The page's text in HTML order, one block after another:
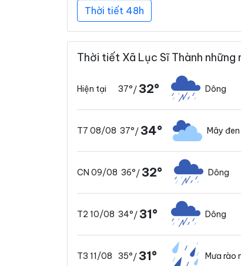
Thời tiết 48h
Thời tiết Xã Lục Sĩ Thành những
Hiện tại 37°/32° Dông
T7 08/08 37°/34° Mây
CN 09/08 36°/32° Dông
T2 10/08 34°/31° Dông
T3 11/08 35°/31° Mưa rào